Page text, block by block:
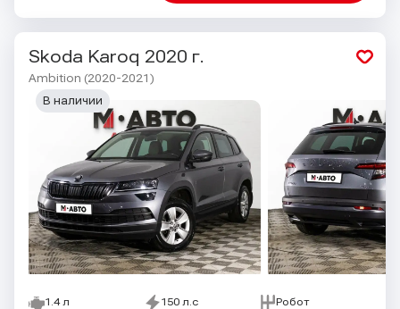
Skoda Karoq 2020 г.
Ambition (2020-2021)
1.4 л 150 л.с
Робот
В наличии